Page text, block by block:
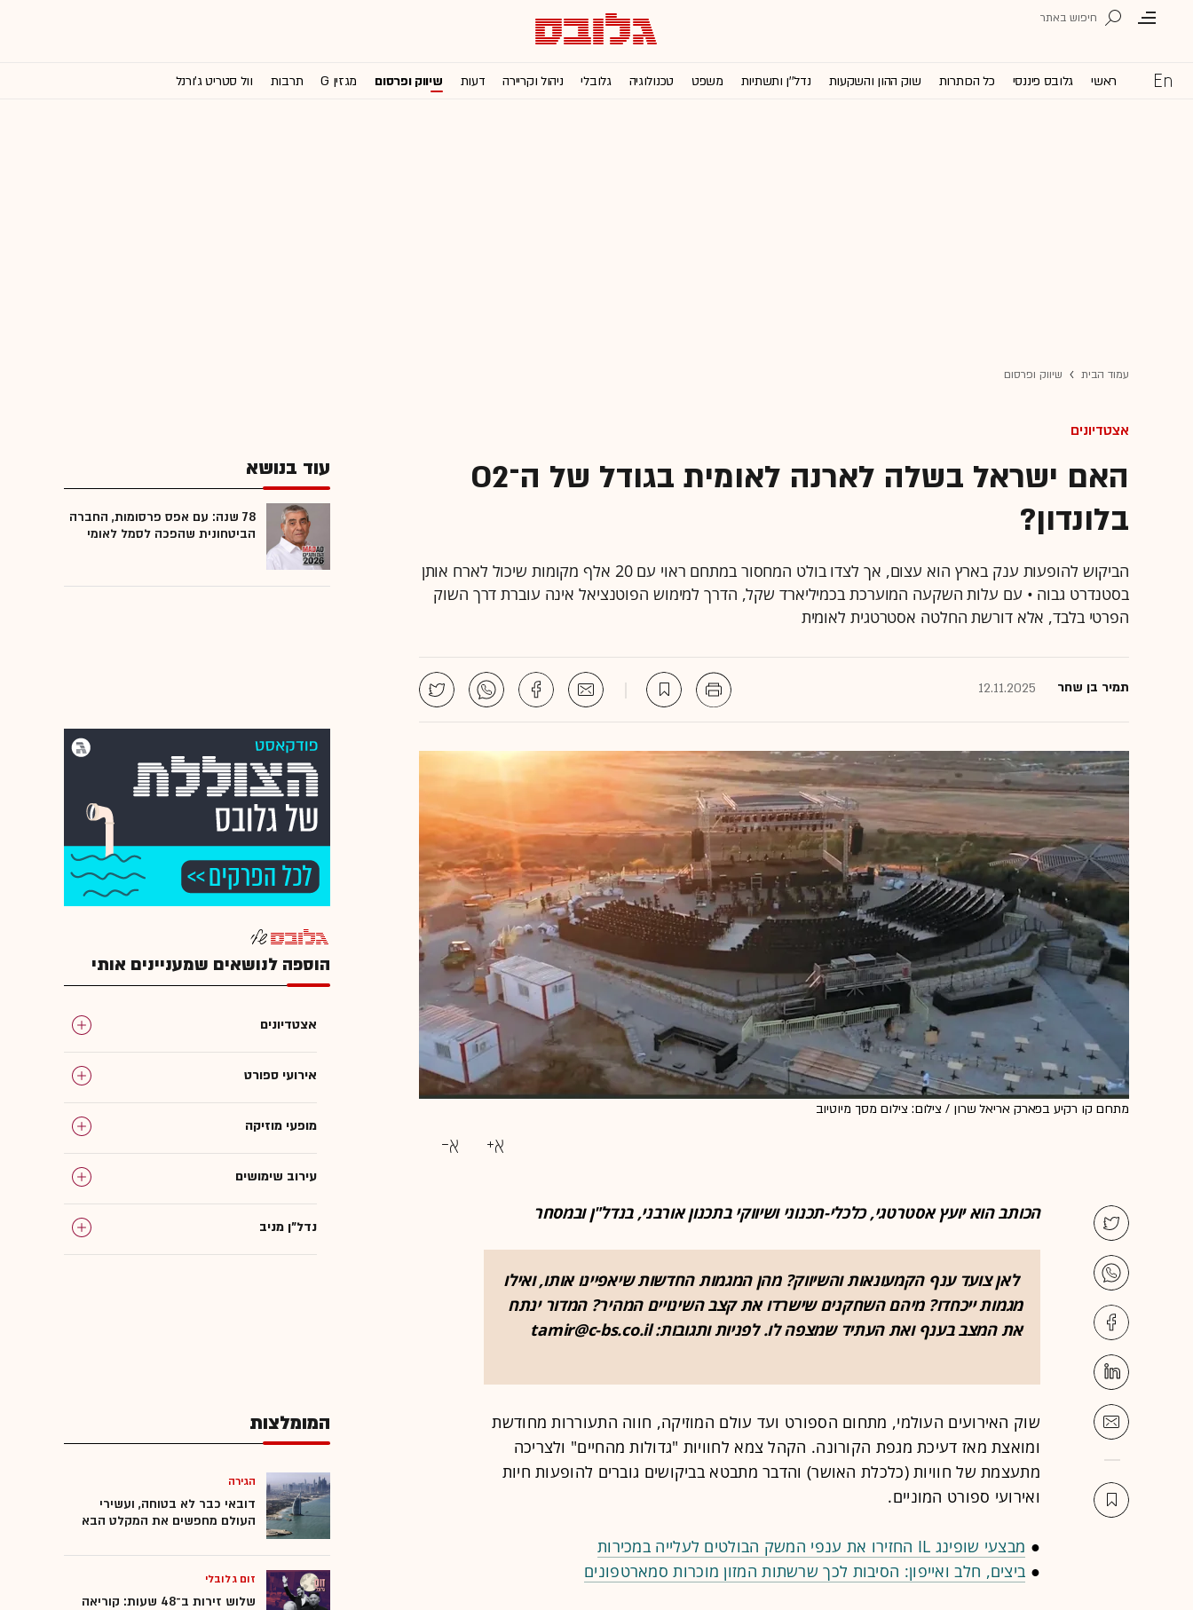
ראשי גלובס פיננסי כל הכותרות שוק ההון והשקעות נדל''ן ותשתיות משפט טכנולוגיה גלובלי ניהול וקריירה דעות שיווק ופרסום מגזין G תרבות וול סטריט ג'ורנל
עמוד הבית שיווק ופרסום
אצטדיונים
האם ישראל בשלה לארנה לאומית בגודל של ה־O2
בלונדון?
הביקוש להופעות ענק בארץ הוא עצום, אך לצדו בולט המחסור במתחם ראוי עם 20 אלף מקומות שיכול לארח אותן
בסטנדרט גבוה • עם עלות השקעה המוערכת בכמיליארד שקל, הדרך למימוש הפוטנציאל אינה עוברת דרך השוק
הפרטי בלבד, אלא דורשת החלטה אסטרטגית לאומית
תמיר בן שחר 12.11.2025
מתחם קו רקיע בפארק אריאל שרון / צילום: צילום מסך מיוטיוב
הכותב הוא יועץ אסטרטגי, כלכלי-תכנוני ושיווקי בתכנון אורבני, בנדל"ן ובמסחר
לאן צועד ענף הקמעונאות והשיווק? מהן המגמות החדשות שיאפיינו אותו, ואילו
מגמות ייכחדו? מיהם השחקנים שישרדו את קצב השינויים המהיר? המדור ינתח
את המצב בענף ואת העתיד שמצפה לו. לפניות ותגובות: tamir@c-bs.co.il
שוק האירועים העולמי, מתחום הספורט ועד עולם המוזיקה, חווה התעוררות מחודשת
ומואצת מאז דעיכת מגפת הקורונה. הקהל צמא לחוויות "גדולות מהחיים" ולצריכה
מתעצמת של חוויות (כלכלת האושר) והדבר מתבטא בביקושים גוברים להופעות חיות
ואירועי ספורט המוניים.
● מבצעי שופינג IL החזירו את ענפי המשק הבולטים לעלייה במכירות
● ביצים, חלב ואייפון: הסיבות לכך שרשתות המזון מוכרות סמארטפונים
עוד בנושא
78 שנה: עם אפס פרסומות, החברה
הביטחונית שהפכה לסמל לאומי
הוספה לנושאים שמעניינים אותי
אצטדיונים
אירועי ספורט
מופעי מוזיקה
עירוב שימושים
נדל"ן מניב
המומלצות
הגירה
דובאי כבר לא בטוחה, ועשירי
העולם מחפשים את המקלט הבא
זום גלובלי
שלוש זירות ב־48 שעות: קוריאה